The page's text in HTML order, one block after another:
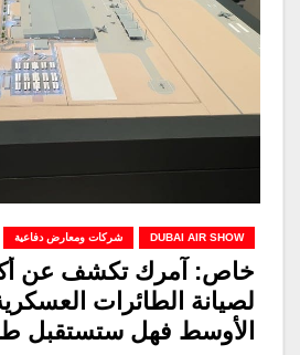
DUBAI AIR SHOW شركات ومعارض دفاعية
خاص: آمرك تكشف عن
لصيانة الطائرات
الأوسط فهل ستستقبل